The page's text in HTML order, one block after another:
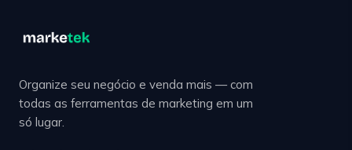
Organize seu negócio e venda mais — com
todas as ferramentas de marketing em um
só lugar.